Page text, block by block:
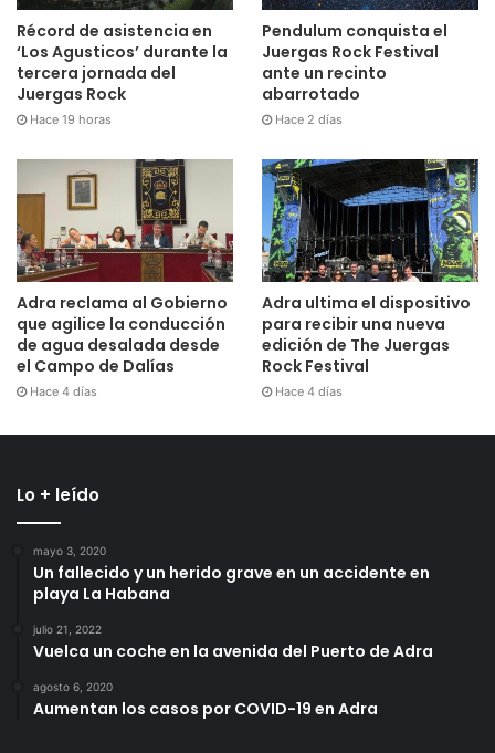
Récord de asistencia en
‘Los Agusticos’ durante la
tercera jornada del
Juergas Rock
Hace 19 horas
Pendulum conquista el
Juergas Rock Festival
ante un recinto
abarrotado
Hace 2 días
Adra reclama al Gobierno
que agilice la conducción
de agua desalada desde
el Campo de Dalías
Hace 4 días
Adra ultima el dispositivo
para recibir una nueva
edición de The Juergas
Rock Festival
Hace 4 días
Lo + leído
mayo 3, 2020
Un fallecido y un herido grave en un accidente en
playa La Habana
julio 21, 2022
Vuelca un coche en la avenida del Puerto de Adra
agosto 6, 2020
Aumentan los casos por COVID-19 en Adra